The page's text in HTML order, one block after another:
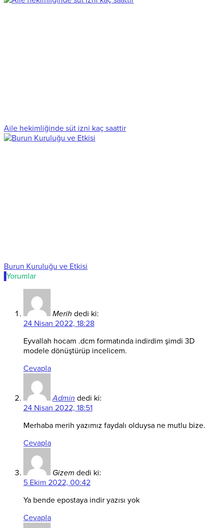
Aile hekimliğinde süt izni kaç saattir
Burun Kuruluğu ve Etkisi
Yorumlar
Merih dedi ki:
24 Nisan 2022, 18:28
Eyvallah hocam .dcm formatında indirdim şimdi 3D
modele dönüştürüp incelicem.
Cevapla
Admin dedi ki:
24 Nisan 2022, 18:51
Merhaba merih yazımız faydalı olduysa ne mutlu bize.
Cevapla
Gizem dedi ki:
5 Ekim 2022, 00:42
Ya bende epostaya indir yazısı yok
Cevapla